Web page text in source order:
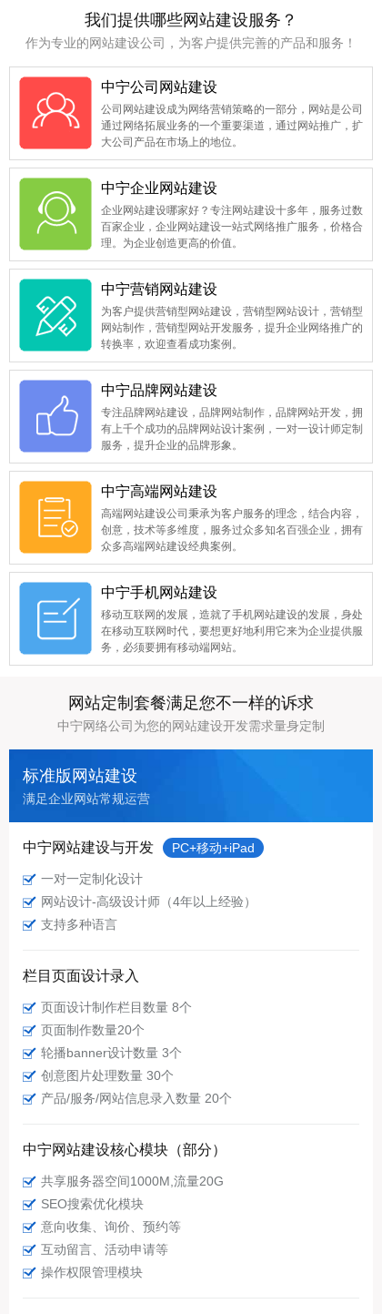
我们提供哪些网站建设服务？
作为专业的网站建设公司，为客户提供完善的产品和服务！
中宁公司网站建设
公司网站建设成为网络营销策略的一部分，网站是公司
通过网络拓展业务的一个重要渠道，通过网站推广，扩
大公司产品在市场上的地位。
中宁企业网站建设
企业网站建设哪家好？专注网站建设十多年，服务过数
百家企业，企业网站建设一站式网络推广服务，价格合
理。为企业创造更高的价值。
中宁营销网站建设
为客户提供营销型网站建设，营销型网站设计，营销型
网站制作，营销型网站开发服务，提升企业网络推广的
转换率，欢迎查看成功案例。
中宁品牌网站建设
专注品牌网站建设，品牌网站制作，品牌网站开发，拥
有上千个成功的品牌网站设计案例，一对一设计师定制
服务，提升企业的品牌形象。
中宁高端网站建设
高端网站建设公司秉承为客户服务的理念，结合内容，
创意，技术等多维度，服务过众多知名百强企业，拥有
众多高端网站建设经典案例。
中宁手机网站建设
移动互联网的发展，造就了手机网站建设的发展，身处
在移动互联网时代，要想更好地利用它来为企业提供服
务，必须要拥有移动端网站。
网站定制套餐满足您不一样的诉求
中宁网络公司为您的网站建设开发需求量身定制
标准版网站建设
满足企业网站常规运营
中宁网站建设与开发 PC+移动+iPad
一对一定制化设计
网站设计-高级设计师（4年以上经验）
支持多种语言
栏目页面设计录入
页面设计制作栏目数量 8个
页面制作数量20个
轮播banner设计数量 3个
创意图片处理数量 30个
产品/服务/网站信息录入数量 20个
中宁网站建设核心模块（部分）
共享服务器空间1000M,流量20G
SEO搜索优化模块
意向收集、询价、预约等
互动留言、活动申请等
操作权限管理模块